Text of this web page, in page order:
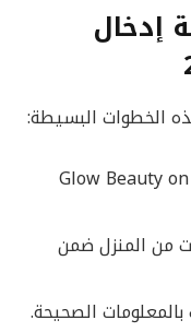
الخطوات البسيطة:
قم بزيارة الموقع الرسمي لشركة Glow Beauty on
من المنزل ضمن
بالمعلومات الصحيحة.